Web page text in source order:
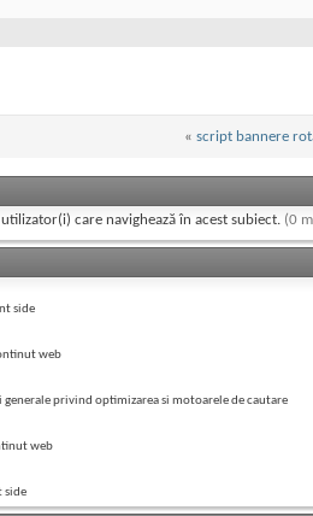
« script bannere
care navighează în acest subiect. (0
side
web
privind optimizarea si motoarele de cautare
web
side